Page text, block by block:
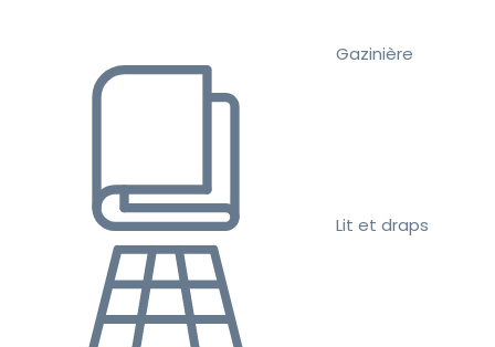
Gazinière
Lit et draps